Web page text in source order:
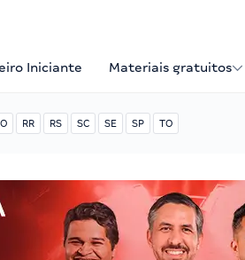
Iniciante Materiais gratuitos
RR RS SC SE SP TO